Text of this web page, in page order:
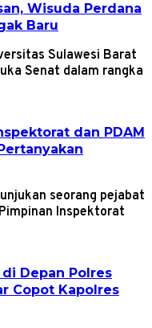
Wisuda Perdana
Baru
Sulawesi Barat
Senat dalam rangka
dan PDAM
seorang pejabat
Inspektorat
Depan Polres
Copot Kapolres